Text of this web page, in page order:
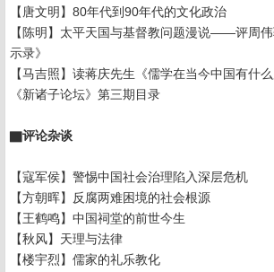
【唐文明】80年代到90年代的文化政治
【陈明】太平天国与基督教问题漫说——评周
示录》
【马吉照】读蒋庆先生《儒学在当今中国有什么
《新诸子论坛》第三期目录
▇评论杂谈
【寇军侯】警惕中国社会治理陷入深层危机
【方朝晖】反腐两难困境的社会根源
【王鹤鸣】中国祠堂的前世今生
【秋风】天理与法律
【楼宇烈】儒家的礼乐教化